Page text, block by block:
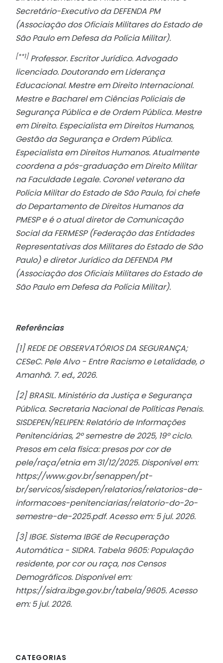
Secretário-Executivo da DEFENDA PM
(Associação dos Oficiais Militares do Estado de
São Paulo em Defesa da Polícia Militar).
[**1]Professor. Escritor Jurídico. Advogado
licenciado. Doutorando em Liderança
Educacional. Mestre em Direito Internacional.
Mestre e Bacharel em Ciências Policiais de
Segurança Pública e de Ordem Pública. Mestre
em Direito. Especialista em Direitos Humanos,
Gestão da Segurança e Ordem Pública.
Especialista em Direitos Humanos. Atualmente
coordena a pós-graduação em Direito Militar
na Faculdade Legale. Coronel veterano da
Polícia Militar do Estado de São Paulo, foi chefe
do Departamento de Direitos Humanos da
PMESP e é o atual diretor de Comunicação
Social da FERMESP (Federação das Entidades
Representativas dos Militares do Estado de São
Paulo) e diretor Jurídico da DEFENDA PM
(Associação dos Oficiais Militares do Estado de
São Paulo em Defesa da Polícia Militar).
Referências
[1] REDE DE OBSERVATÓRIOS DA SEGURANÇA;
CESeC. Pele Alvo - Entre Racismo e Letalidade, o
Amanhã. 7. ed., 2026.
[2] BRASIL. Ministério da Justiça e Segurança
Pública. Secretaria Nacional de Políticas Penais.
SISDEPEN/RELIPEN: Relatório de Informações
Penitenciárias, 2º semestre de 2025, 19º ciclo.
Presos em cela física: presos por cor de
pele/raça/etnia em 31/12/2025. Disponível em:
https://www.gov.br/senappen/pt-
br/servicos/sisdepen/relatorios/relatorios-de-
informacoes-penitenciarias/relatorio-do-2o-
semestre-de-2025.pdf. Acesso em: 5 jul. 2026.
[3] IBGE. Sistema IBGE de Recuperação
Automática - SIDRA. Tabela 9605: População
residente, por cor ou raça, nos Censos
Demográficos. Disponível em:
https://sidra.ibge.gov.br/tabela/9605. Acesso
em: 5 jul. 2026.
CATEGORIAS